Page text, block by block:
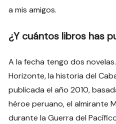
a mis amigos.
¿Y cuántos libros has
A la fecha tengo dos
Horizonte, la historia del
publicada el año 2010,
héroe peruano, el almirante
durante la Guerra del